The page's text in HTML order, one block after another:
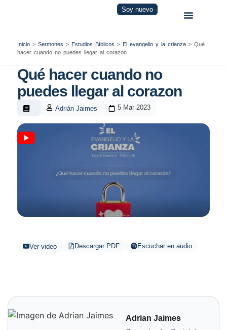
Soy nuevo
Inicio> Sermones > Estudios Bíblicos > El evangelio y la crianza> Qué
hacer cuando no puedes llegar al corazon
Qué hacer cuando no
puedes llegar al corazon
Adrián Jaimes 5 Mar 2023
Ver video Descargar PDF Escuchar en audio
Adrian Jaimes